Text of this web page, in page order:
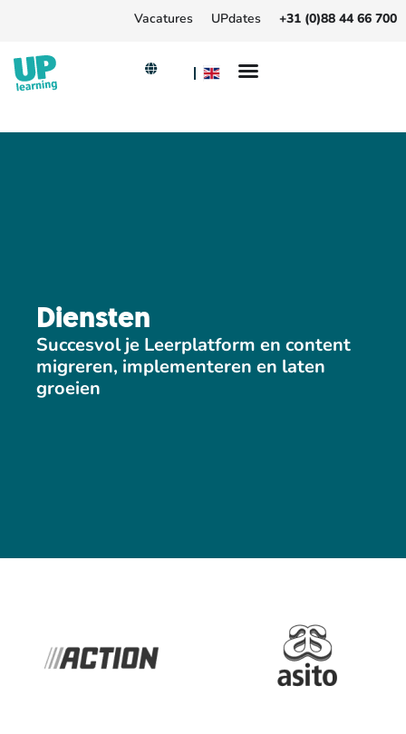
Vacatures UPdates +31 (0)88 44 66 700
Diensten
Succesvol je Leerplatform en content
migreren, implementeren en laten
groeien